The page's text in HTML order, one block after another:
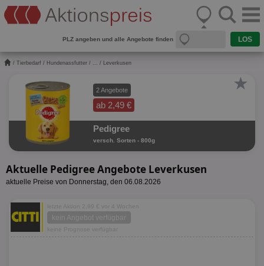
PLZ angeben und alle Angebote finden
/ Tierbedarf / Hundenassfutter / ... / Leverkusen
2 Angebote
ab 2,49 €
★
Pedigree
versch. Sorten - 800g
Aktuelle Pedigree Angebote Leverkusen
aktuelle Preise von Donnerstag, den 06.08.2026
letzte Aktion 2,99 € vor 4 Wochen
kein Angebot verfügbar
keine Prognose verfügbar